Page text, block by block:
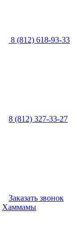
8 (812) 618-93-33
8 (812) 327-33-27
Заказать звонок
Хаммамы